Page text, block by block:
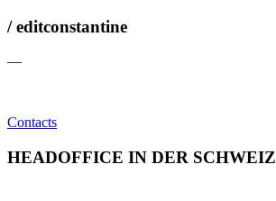
/ editconstantine
—
Contacts
HEADOFFICE IN DER SCHWEIZ